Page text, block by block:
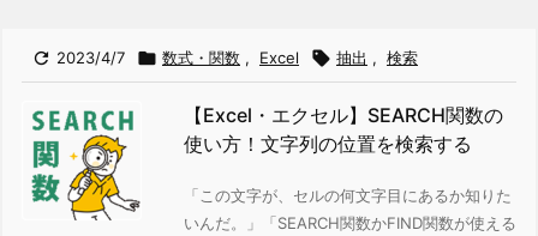
 2023/4/7  数式・関数 , Excel  抽出 , 検索
【Excel・エクセル】SEARCH関数の
使い方！文字列の位置を検索する
「この文字が、セルの何文字目にあるか知りた
いんだ。」
「SEARCH関数かFIND関数が使える